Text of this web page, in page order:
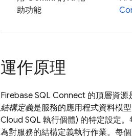
助功能
運作原理
Firebase SQL Connect 的頂層資源
結構定義是服務的應用程式資料模
Cloud SQL 執行個體) 的特定設定。
為對服務的結構定義執行作業。每